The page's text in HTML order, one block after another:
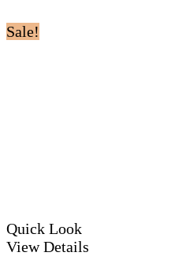
Sale!
Quick Look
View Details